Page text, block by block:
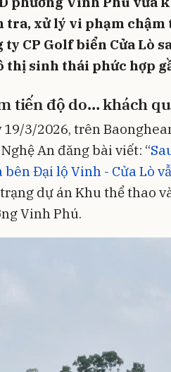
tra, xử lý vi phạm chậm
ty CP Golf biển Cửa Lò
thị sinh thái phức hợp
tiến độ do… khách
19/3/2026, trên
An đăng bài viết: “
bên Đại lộ Vinh - Cửa Lò
dự án Khu thể thao
Vinh Phú.